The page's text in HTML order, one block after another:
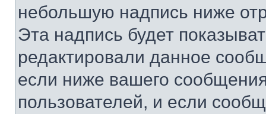
небольшую надпись ниже
Эта надпись будет
редактировали данное
если ниже вашего
пользователей, и если